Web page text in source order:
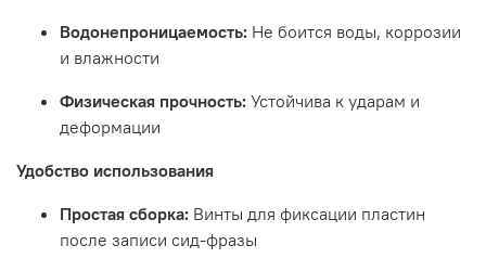
Водонепроницаемость: Не боится воды, коррозии
и влажности
Физическая прочность: Устойчива к ударам и
деформации
Удобство использования
Простая сборка: Винты для фиксации пластин
после записи сид-фразы